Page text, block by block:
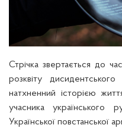
Стрічка звертається до
розквіту
натхненний історією
учасника
Української повстанської